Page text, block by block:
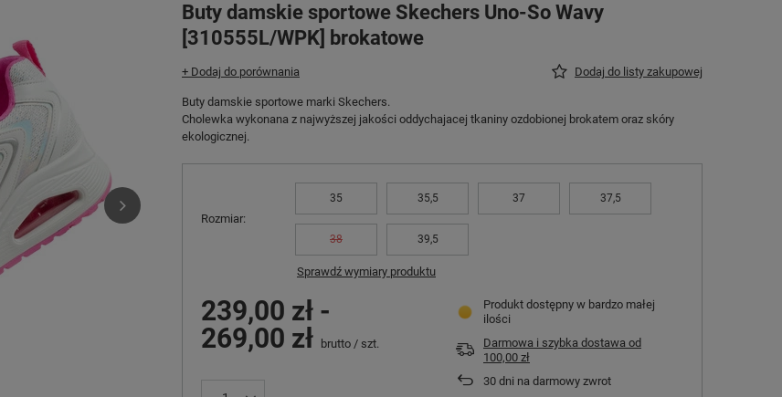
Buty damskie sportowe Skechers Uno-So Wavy
[310555L/WPK] brokatowe
+ Dodaj do porównania Dodaj do listy zakupowej
Buty damskie sportowe marki Skechers.
Cholewka wykonana z najwyższej jakości oddychajacej tkaniny ozdobionej brokatem oraz skóry
ekologicznej.
Rozmiar
35 35,5 37 37,5
38 39,5
Sprawdź wymiary produktu
239,00 zł -
269,00 zł
brutto / szt.
Produkt dostępny w bardzo małej
ilości
Darmowa i szybka dostawa od
100,00 zł
30 dni na darmowy zwrot